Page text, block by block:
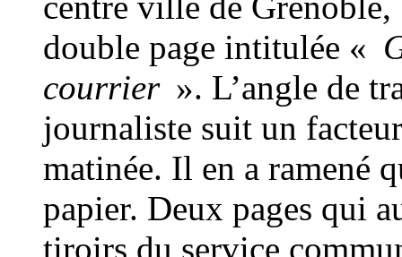
double page intitulée «
courrier». L’angle de
journaliste suit un
matinée. Il en a ramené
papier. Deux pages qui
tiroirs du service